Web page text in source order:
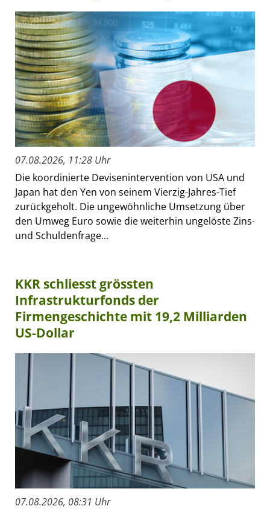
07.08.2026, 11:28 Uhr
Die koordinierte Devisenintervention von USA und
Japan hat den Yen von seinem Vierzig-Jahres-Tief
zurückgeholt. Die ungewöhnliche Umsetzung über
den Umweg Euro sowie die weiterhin ungelöste Zins-
und Schuldenfrage...
KKR schliesst grössten
Infrastrukturfonds der
Firmengeschichte mit 19,2 Milliarden
US-Dollar
07.08.2026, 08:31 Uhr